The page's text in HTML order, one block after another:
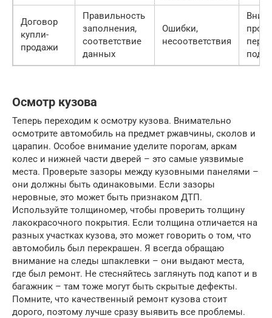
Договор
купли-
продажи
Правильность
заполнения,
соответствие
данных
Ошибки,
несоответствия
перед
Осмотр кузова
Теперь переходим к осмотру кузова. Внимательно
осмотрите автомобиль на предмет ржавчины, сколов и
царапин. Особое внимание уделите порогам, аркам
колес и нижней части дверей – это самые уязвимые
места. Проверьте зазоры между кузовными панелями –
они должны быть одинаковыми. Если зазоры
неровные, это может быть признаком ДТП.
Используйте толщиномер, чтобы проверить толщину
лакокрасочного покрытия. Если толщина отличается на
разных участках кузова, это может говорить о том, что
автомобиль был перекрашен. Я всегда обращаю
внимание на следы шпаклевки – они выдают места,
где был ремонт. Не стесняйтесь заглянуть под капот и в
багажник – там тоже могут быть скрытые дефекты.
Помните, что качественный ремонт кузова стоит
дорого, поэтому лучше сразу выявить все проблемы.